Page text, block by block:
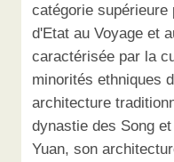
catégorie supérieure
d'Etat au Voyage et
caractérisée par la
minorités ethniques
architecture
dynastie des Song
Yuan, son